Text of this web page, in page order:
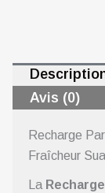
Avis (0)
Recharge
Fraîcheur
La